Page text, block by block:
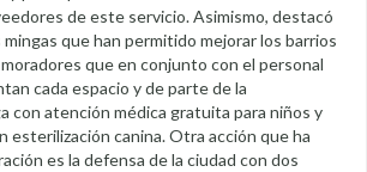
de este servicio. Asimismo, destacó
que han permitido mejorar los barrios
que en conjunto con el personal
cada espacio y de parte de la
con atención médica gratuita para niños y
esterilización canina. Otra acción que ha
es la defensa de la ciudad con dos